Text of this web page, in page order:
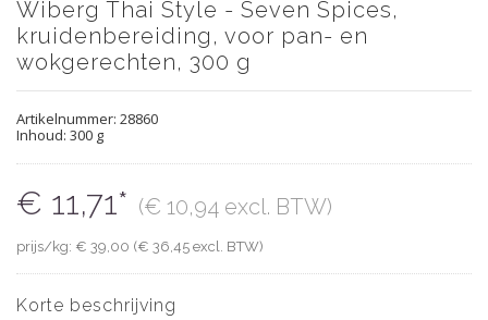
Wiberg Thai Style - Seven Spices,
kruidenbereiding, voor pan- en
wokgerechten, 300 g
Artikelnummer: 28860
Inhoud: 300 g
€ 11,71* (€ 10,94 excl. BTW)
prijs/kg: € 39,00 (€ 36,45 excl. BTW)
Korte beschrijving